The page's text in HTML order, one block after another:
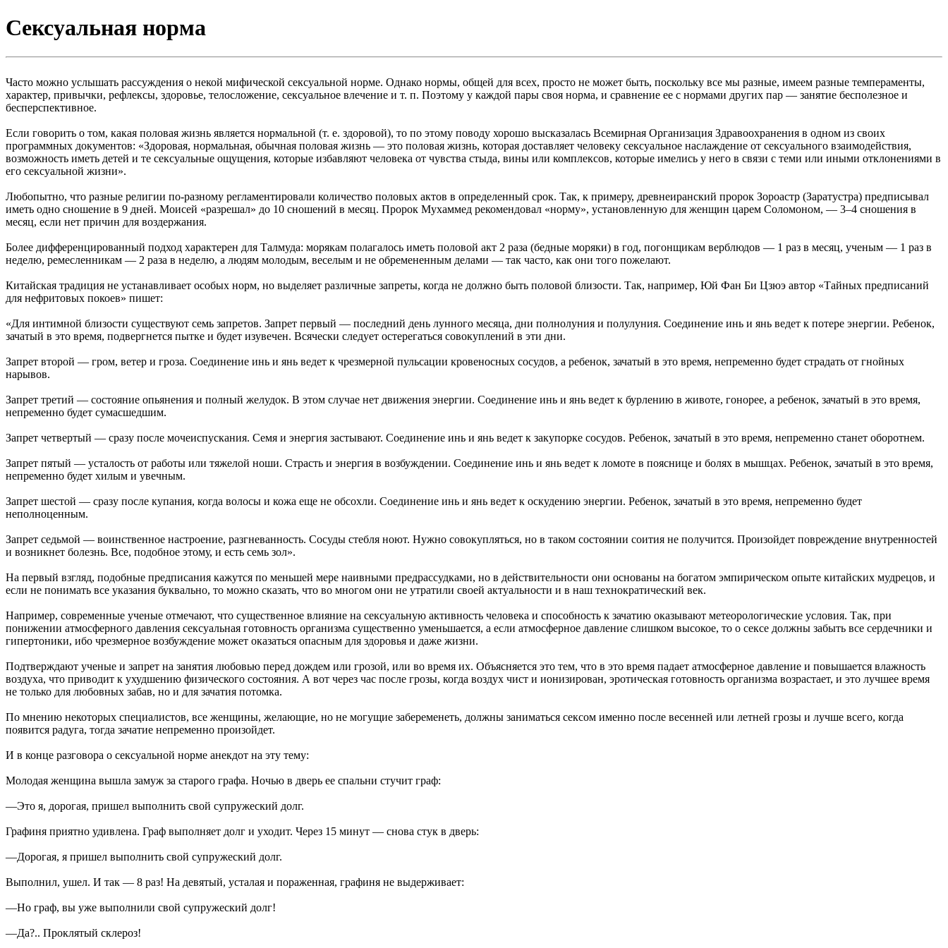
Сексуальная норма
Часто можно услышать рассуждения о некой мифической сексуальной норме. Однако нормы, общей для всех, просто не может быть, поскольку все мы разные, имеем разные темпераменты,
характер, привычки, рефлексы, здоровье, телосложение, сексуальное влечение и т. п. Поэтому у каждой пары своя норма, и сравнение ее с нормами других пар — занятие бесполезное и
бесперспективное.
Если говорить о том, какая половая жизнь является нормальной (т. е. здоровой), то по этому поводу хорошо высказалась Всемирная Организация Здравоохранения в одном из своих
программных документов: «Здоровая, нормальная, обычная половая жизнь — это половая жизнь, которая доставляет человеку сексуальное наслаждение от сексуального взаимодействия,
возможность иметь детей и те сексуальные ощущения, которые избавляют человека от чувства стыда, вины или комплексов, которые имелись у него в связи с теми или иными отклонениями в
его сексуальной жизни».
Любопытно, что разные религии по-разному регламентировали количество половых актов в определенный срок. Так, к примеру, древнеиранский пророк Зороастр (Заратустра) предписывал
иметь одно сношение в 9 дней. Моисей «разрешал» до 10 сношений в месяц. Пророк Мухаммед рекомендовал «норму», установленную для женщин царем Соломоном, — 3–4 сношения в
месяц, если нет причин для воздержания.
Более дифференцированный подход характерен для Талмуда: морякам полагалось иметь половой акт 2 раза (бедные моряки) в год, погонщикам верблюдов — 1 раз в месяц, ученым — 1 раз в
неделю, ремесленникам — 2 раза в неделю, а людям молодым, веселым и не обремененным делами — так часто, как они того пожелают.
Китайская традиция не устанавливает особых норм, но выделяет различные запреты, когда не должно быть половой близости. Так, например, Юй Фан Би Цзюэ автор «Тайных предписаний
для нефритовых покоев» пишет:
«Для интимной близости существуют семь запретов. Запрет первый — последний день лунного месяца, дни полнолуния и полулуния. Соединение инь и янь ведет к потере энергии. Ребенок,
зачатый в это время, подвергнется пытке и будет изувечен. Всячески следует остерегаться совокуплений в эти дни.
Запрет второй — гром, ветер и гроза. Соединение инь и янь ведет к чрезмерной пульсации кровеносных сосудов, а ребенок, зачатый в это время, непременно будет страдать от гнойных
нарывов.
Запрет третий — состояние опьянения и полный желудок. В этом случае нет движения энергии. Соединение инь и янь ведет к бурлению в животе, гонорее, а ребенок, зачатый в это время,
непременно будет сумасшедшим.
Запрет четвертый — сразу после мочеиспускания. Семя и энергия застывают. Соединение инь и янь ведет к закупорке сосудов. Ребенок, зачатый в это время, непременно станет оборотнем.
Запрет пятый — усталость от работы или тяжелой ноши. Страсть и энергия в возбуждении. Соединение инь и янь ведет к ломоте в пояснице и болях в мышцах. Ребенок, зачатый в это время,
непременно будет хилым и увечным.
Запрет шестой — сразу после купания, когда волосы и кожа еще не обсохли. Соединение инь и янь ведет к оскудению энергии. Ребенок, зачатый в это время, непременно будет
неполноценным.
Запрет седьмой — воинственное настроение, разгневанность. Сосуды стебля ноют. Нужно совокупляться, но в таком состоянии соития не получится. Произойдет повреждение внутренностей
и возникнет болезнь. Все, подобное этому, и есть семь зол».
На первый взгляд, подобные предписания кажутся по меньшей мере наивными предрассудками, но в действительности они основаны на богатом эмпирическом опыте китайских мудрецов, и
если не понимать все указания буквально, то можно сказать, что во многом они не утратили своей актуальности и в наш технократический век.
Например, современные ученые отмечают, что существенное влияние на сексуальную активность человека и способность к зачатию оказывают метеорологические условия. Так, при
понижении атмосферного давления сексуальная готовность организма существенно уменьшается, а если атмосферное давление слишком высокое, то о сексе должны забыть все сердечники и
гипертоники, ибо чрезмерное возбуждение может оказаться опасным для здоровья и даже жизни.
Подтверждают ученые и запрет на занятия любовью перед дождем или грозой, или во время их. Объясняется это тем, что в это время падает атмосферное давление и повышается влажность
воздуха, что приводит к ухудшению физического состояния. А вот через час после грозы, когда воздух чист и ионизирован, эротическая готовность организма возрастает, и это лучшее время
не только для любовных забав, но и для зачатия потомка.
По мнению некоторых специалистов, все женщины, желающие, но не могущие забеременеть, должны заниматься сексом именно после весенней или летней грозы и лучше всего, когда
появится радуга, тогда зачатие непременно произойдет.
И в конце разговора о сексуальной норме анекдот на эту тему:
Молодая женщина вышла замуж за старого графа. Ночью в дверь ее спальни стучит граф:
—Это я, дорогая, пришел выполнить свой супружеский долг.
Графиня приятно удивлена. Граф выполняет долг и уходит. Через 15 минут — снова стук в дверь:
—Дорогая, я пришел выполнить свой супружеский долг.
Выполнил, ушел. И так — 8 раз! На девятый, усталая и пораженная, графиня не выдерживает:
—Но граф, вы уже выполнили свой супружеский долг!
—Да?.. Проклятый склероз!